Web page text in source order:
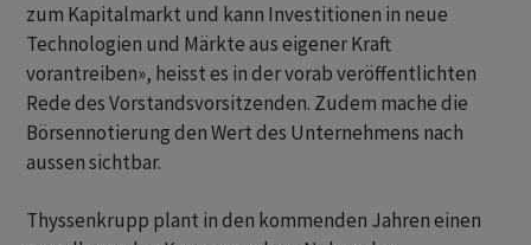
zum Kapitalmarkt und kann Investitionen in neue
Technologien und Märkte aus eigener Kraft
vorantreiben», heisst es in der vorab veröffentlichten
Rede des Vorstandsvorsitzenden. Zudem mache die
Börsennotierung den Wert des Unternehmens nach
aussen sichtbar.
Thyssenkrupp plant in den kommenden Jahren einen